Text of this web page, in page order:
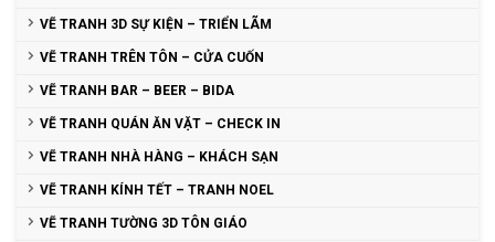
VẼ TRANH 3D SỰ KIỆN – TRIỂN LÃM
VẼ TRANH TRÊN TÔN – CỬA CUỐN
VẼ TRANH BAR – BEER – BIDA
VẼ TRANH QUÁN ĂN VẶT – CHECK IN
VẼ TRANH NHÀ HÀNG – KHÁCH SẠN
VẼ TRANH KÍNH TẾT – TRANH NOEL
VẼ TRANH TƯỜNG 3D TÔN GIÁO